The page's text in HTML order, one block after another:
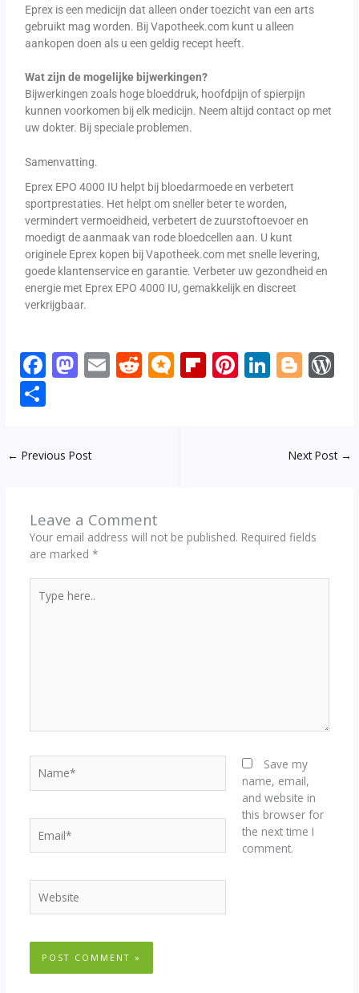
Eprex is een medicijn dat alleen onder toezicht van een arts
gebruikt mag worden. Bij Vapotheek.com kunt u alleen
aankopen doen als u een geldig recept heeft.
Wat zijn de mogelijke bijwerkingen?
Bijwerkingen zoals hoge bloeddruk, hoofdpijn of spierpijn
kunnen voorkomen bij elk medicijn. Neem altijd contact op met
uw dokter. Bij speciale problemen.
Samenvatting.
Eprex EPO 4000 IU helpt bij bloedarmoede en verbetert
sportprestaties. Het helpt om sneller beter te worden,
vermindert vermoeidheid, verbetert de zuurstoftoevoer en
moedigt de aanmaak van rode bloedcellen aan. U kunt
originele Eprex kopen bij Vapotheek.com met snelle levering,
goede klantenservice en garantie. Verbeter uw gezondheid en
energie met Eprex EPO 4000 IU, gemakkelijk en discreet
verkrijgbaar.
F
o
k
M
o
E R M Fli Pi Li
dI
Bl
er e
ar
e
← Previous Post Next Post →
Leave a Comment
Your email address will not be published. Required fields
are marked *
here..
Save my
name, email,
and website in
this browser for
the next time I
comment.